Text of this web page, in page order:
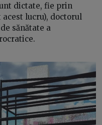
dictate, fie prin
lucru), doctorul
sănătate a